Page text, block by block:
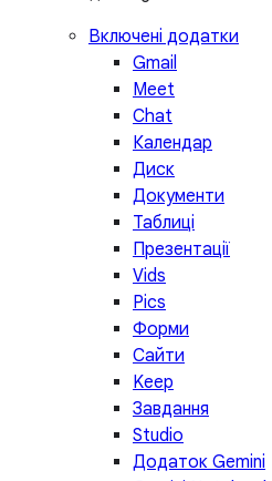
Включені додатки
Gmail
Meet
Chat
Календар
Диск
Документи
Таблиці
Презентації
Vids
Pics
Форми
Сайти
Keep
Завдання
Studio
Додаток Gemini